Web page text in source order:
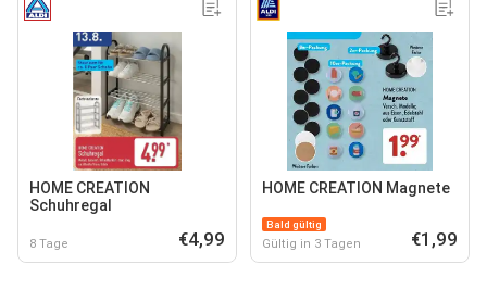
HOME CREATION
Schuhregal
8 Tage €4,99
HOME CREATION Magnete
Bald gültig
Gültig in 3 Tagen €1,99